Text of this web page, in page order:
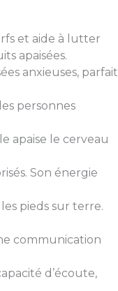
et aide à lutter
apaisées.
anxieuses, parfait
personnes
apaise le cerveau
Son énergie
pieds sur terre.
communication
d’écoute,